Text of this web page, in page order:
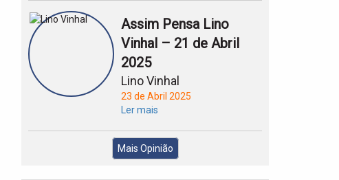
Assim Pensa Lino
Vinhal – 21 de Abril
2025
Lino Vinhal
23 de Abril 2025
Ler mais
Mais Opinião